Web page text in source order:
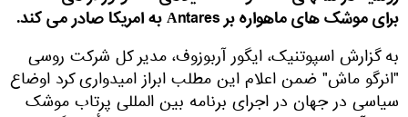
برای موشک های ماهواره بر Аntares به امریکا صادر می کند.
به گزارش اسپوتنیک، ایگور آربوزوف، مدیر کل شرکت روسی
"انرگو ماش" ضمن اعلام این مطلب ابراز امیدواری کرد اوضاع
سیاسی در جهان در اجرای برنامه بین المللی پرتاب موشک